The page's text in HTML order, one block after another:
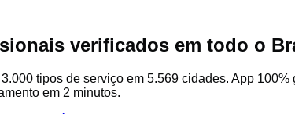
verificados em todo o
tipos de serviço em 5.569 cidades. App
em 2 minutos.